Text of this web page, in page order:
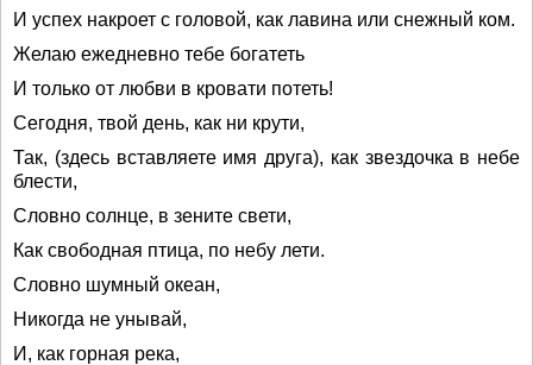
И успех накроет с головой, как лавина или снежный ком.
Желаю ежедневно тебе богатеть
И только от любви в кровати потеть!
Сегодня, твой день, как ни крути,
Так, (здесь вставляете имя друга), как звездочка в небе
блести,
Словно солнце, в зените свети,
Как свободная птица, по небу лети.
Словно шумный океан,
Никогда не унывай,
И, как горная река,